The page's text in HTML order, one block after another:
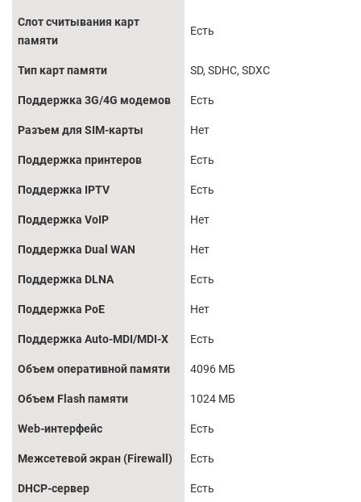
Слот считывания карт
памяти
Есть
Тип карт памяти SD, SDHC, SDXC
Поддержка 3G/4G модемов Есть
Разъем для SIM-карты Нет
Поддержка принтеров Есть
Поддержка IPTV Есть
Поддержка VoIP Нет
Поддержка Dual WAN Нет
Поддержка DLNA Есть
Поддержка PoE Нет
Поддержка Auto-MDI/MDI-X Есть
Объем оперативной памяти 4096 МБ
Объем Flash памяти 1024 МБ
Web-интерфейс Есть
Межсетевой экран (Firewall) Есть
DHCP-сервер Есть